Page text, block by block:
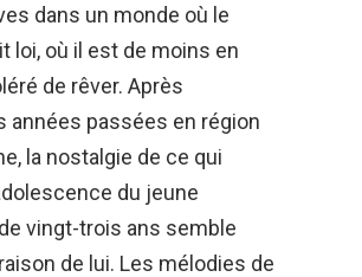
dans un monde où le
loi, où il est de moins en
de rêver. Après
années passées en région
la nostalgie de ce qui
du jeune
vingt-trois ans semble
de lui. Les mélodies de